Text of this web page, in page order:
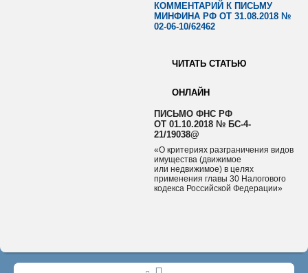
КОММЕНТАРИЙ К ПИСЬМУ
МИНФИНА РФ ОТ 31.08.2018 №
02‑06‑10/62462
ЧИТАТЬ СТАТЬЮ
ОНЛАЙН
ПИСЬМО ФНС РФ
ОТ 01.10.2018 № БС-4-
21/19038@
«О критериях разграничения видов
имущества (движимое
или недвижимое) в целях
применения главы 30 Налогового
кодекса Российской Федерации»